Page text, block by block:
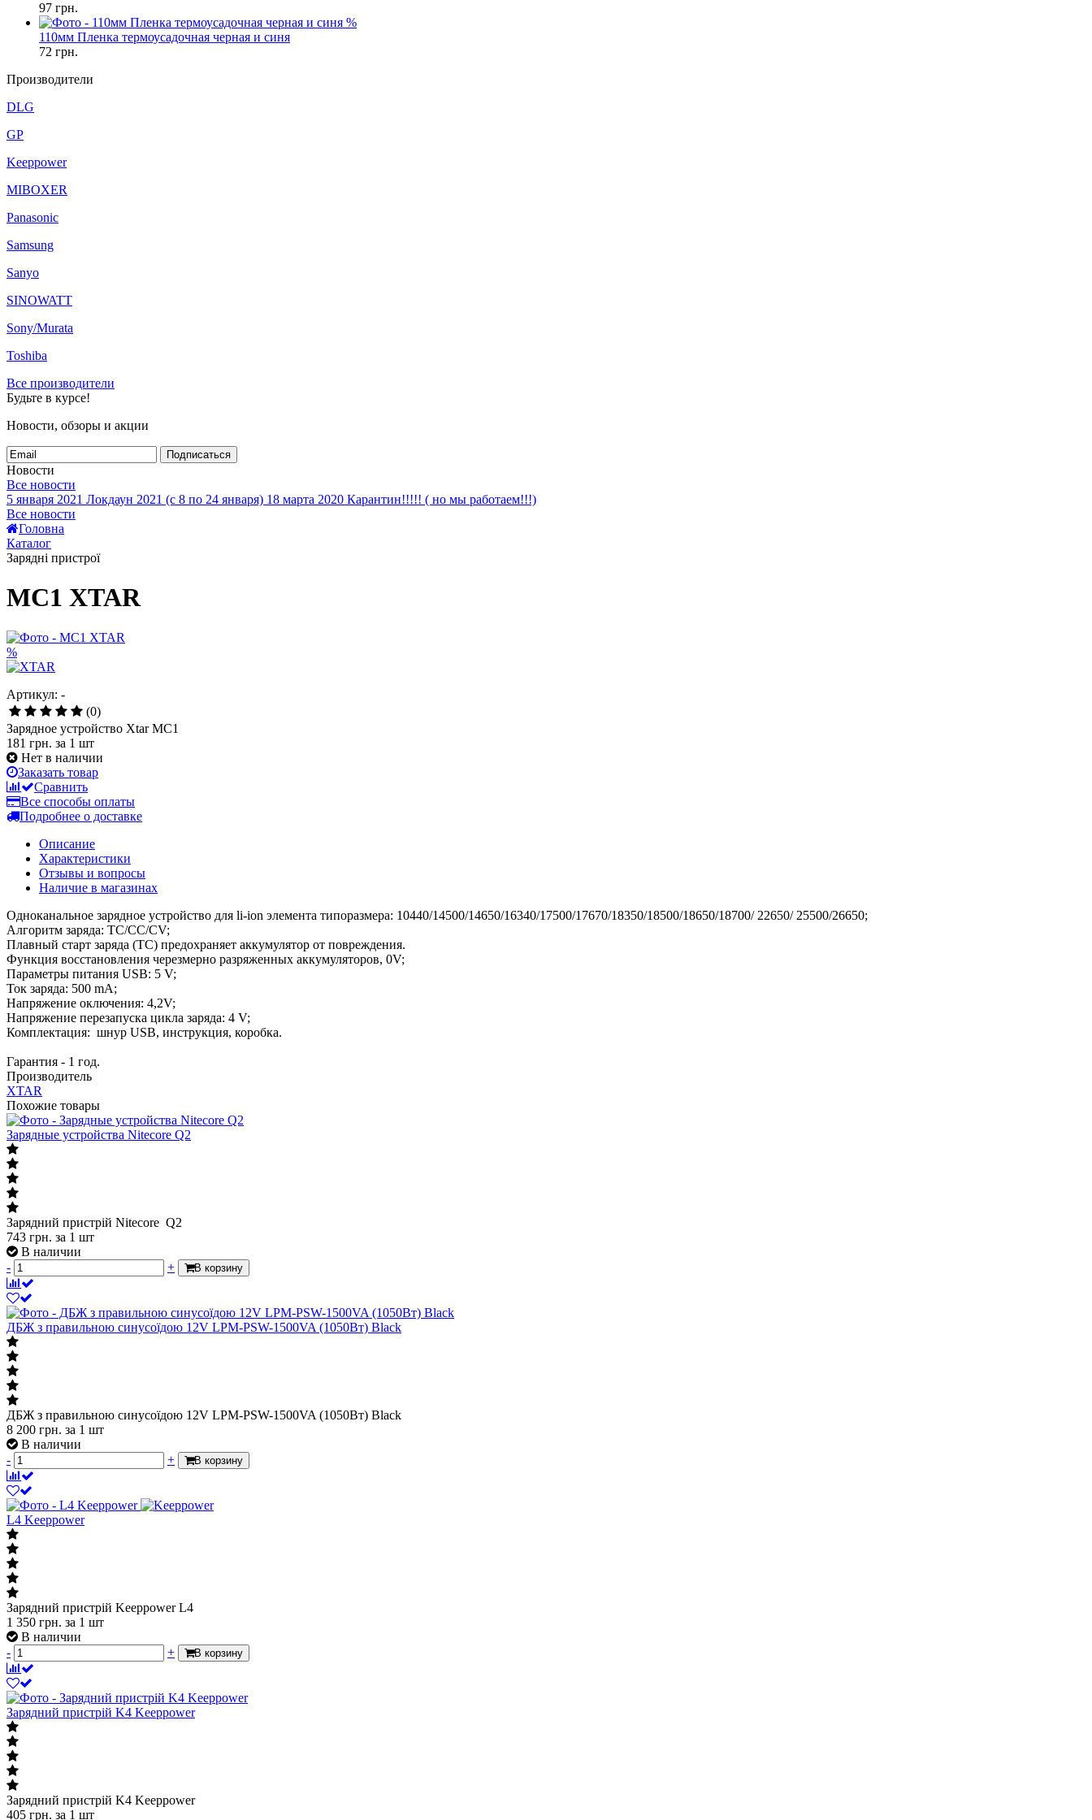
97 грн.
%
110мм Пленка термоусадочная черная и синя
72 грн.
Производители
DLG
GP
Keeppower
MIBOXER
Panasonic
Samsung
Sanyo
SINOWATT
Sony/Murata
Toshiba
Все производители
Будьте в курсе!
Новости, обзоры и акции
Подписаться
Новости
Все новости
5 января 2021 Локдаун 2021 (с 8 по 24 января) 18 марта 2020 Карантин!!!!! ( но мы работаем!!!)
Все новости
Головна
Каталог
Зарядні пристрої
MC1 XTAR
%
Артикул: -
(0)
Зарядное устройство Xtar MC1
181 грн. за 1 шт
Нет в наличии
Заказать товар
Сравнить
Все способы оплаты
Подробнее о доставке
Описание
Характеристики
Отзывы и вопросы
Наличие в магазинах
Одноканальное зарядное устройство для li-ion элемента типоразмера: 10440/14500/14650/16340/17500/17670/18350/18500/18650/18700/ 22650/ 25500/26650;
Алгоритм заряда: ТС/CC/CV;
Плавный старт заряда (TC) предохраняет аккумулятор от повреждения.
Функция восстановления черезмерно разряженных аккумуляторов, 0V;
Параметры питания USB: 5 V;
Ток заряда: 500 mA;
Напряжение оключения: 4,2V;
Напряжение перезапуска цикла заряда: 4 V;
Комплектация: шнур USB, инструкция, коробка.
Гарантия - 1 год.
Производитель
XTAR
Похожие товары
Зарядные устройства Nitecore Q2
Зарядний пристрій Nitecore Q2
743 грн. за 1 шт
В наличии
-
+ В корзину
ДБЖ з правильною синусоїдою 12V LPM-PSW-1500VA (1050Вт) Black
ДБЖ з правильною синусоїдою 12V LPM-PSW-1500VA (1050Вт) Black
8 200 грн. за 1 шт
В наличии
-
+ В корзину
L4 Keeppower
Зарядний пристрій Keeppower L4
1 350 грн. за 1 шт
В наличии
-
+ В корзину
Зарядний пристрій K4 Keeppower
Зарядний пристрій K4 Keeppower
405 грн. за 1 шт